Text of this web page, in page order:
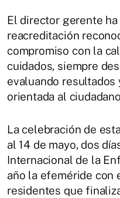
El director gerente
reacreditación
compromiso con la
cuidados, siempre
evaluando resultados
orientada al
La celebración de
al 14 de mayo, dos
Internacional de la
año la efeméride con
residentes que